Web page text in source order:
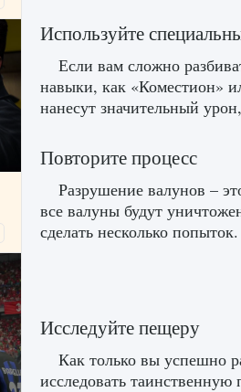
Используйте
Если вам сложно
навыки, как «Коместион»
нанесут значительный
Повторите процесс
Разрушение валунов –
все валуны будут
сделать несколько попыток.
Исследуйте пещеру
Как только вы успешно
исследовать